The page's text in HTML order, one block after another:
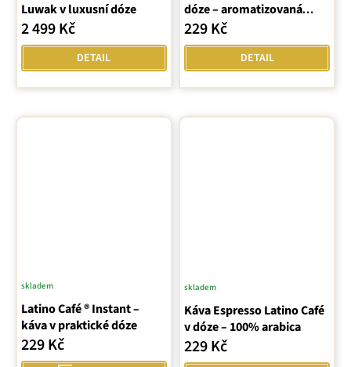
Luwak v luxusní dóze
2 499 Kč
DETAIL
dóze – aromatizovaná
směs
229 Kč
DETAIL
Latino Café ® Instant –
káva v praktické dóze
skladem
229 Kč
Káva Espresso Latino Café
v dóze – 100% arabica
skladem
229 Kč